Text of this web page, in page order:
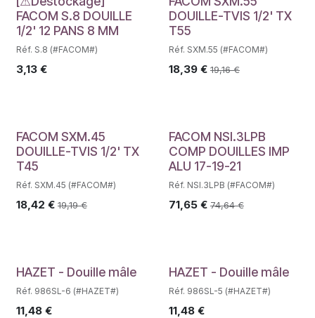
Déstockage
FACOM S.8 DOUILLE
1/2' 12 PANS 8 MM
Réf. S.8 (#FACOM#)
3,13 €
DOUILLE-TVIS 1/2' TX
T55
Réf. SXM.55 (#FACOM#)
18,39€ 19,16€
FACOM SXM.45
DOUILLE-TVIS 1/2' TX
T45
Réf. SXM.45 (#FACOM#)
18,42 € 19,19€
FACOM NSI.3LPB
COMP DOUILLES IMP
ALU 17-19-21
Réf. NSI.3LPB (#FACOM#)
71,65€ 74,64€
Déstockage
HAZET - Douille mâle
Réf. 986SL-6 (#HAZET#)
11,48 €
Déstockage
HAZET - Douille mâle
Réf. 986SL-5 (#HAZET#)
11,48€